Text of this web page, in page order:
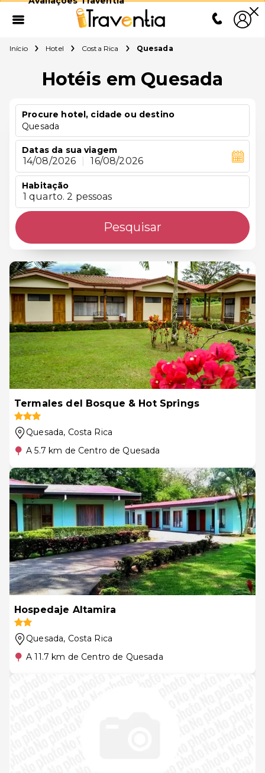
Início Hotel Costa Rica Quesada
Hotéis em Quesada
Procure hotel, cidade ou destino
Quesada
Datas da sua viagem
14/08/2026 16/08/2026
Habitação
1 quarto. 2 pessoas
Pesquisar
Termales del Bosque & Hot Springs
Quesada, Costa Rica
A 5.7 km de Centro de Quesada
Hospedaje Altamira
Quesada, Costa Rica
A 11.7 km de Centro de Quesada